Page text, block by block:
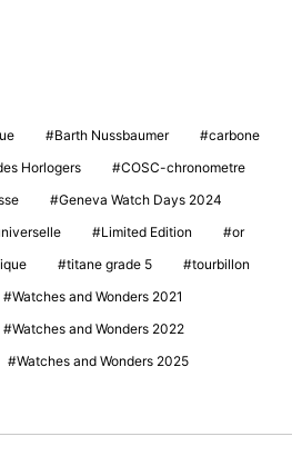
Barth Nussbaumer
carbone
Horlogers
COSC-chronometre
Geneva Watch Days 2024
Limited Edition
or
titane grade 5
tourbillon
Watches and Wonders 2021
Watches and Wonders 2022
Watches and Wonders 2025